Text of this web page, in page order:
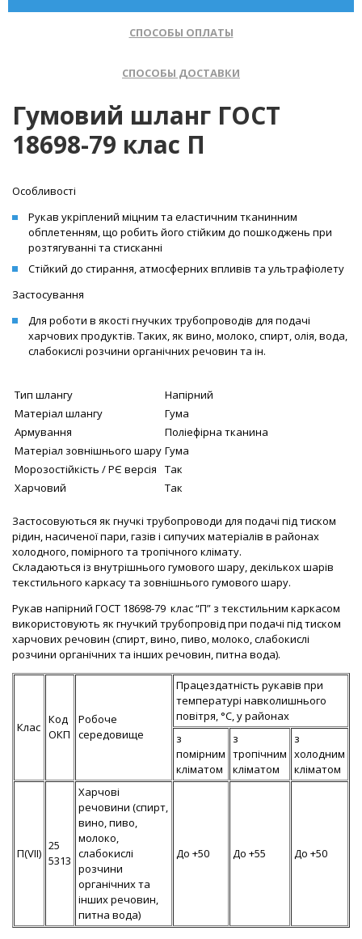
СПОСОБЫ ОПЛАТЫ
СПОСОБЫ ДОСТАВКИ
Гумовий шланг ГОСТ
18698-79 клас П
Особливості
Рукав укріплений міцним та еластичним тканинним
обплетенням, що робить його стійким до пошкоджень при
розтягуванні та стисканні
Стійкий до стирання, атмосферних впливів та ультрафіолету
Застосування
Для роботи в якості гнучких трубопроводів для подачі
харчових продуктів. Таких, як вино, молоко, спирт, олія, вода,
слабокислі розчини органічних речовин та ін.
Тип шлангу
Напірний
Матеріал шлангу
Гума
Армування
Поліефірна тканина
Матеріал зовнішнього шару Гума
Морозостійкість / РЄ версія
Так
Харчовий
Так
Застосовуються як гнучкі трубопроводи для подачі під тиском
рідин, насиченої пари, газів і сипучих матеріалів в районах
холодного, помірного та тропічного клімату.
Складаються із внутрішнього гумового шару, декількох шарів
текстильного каркасу та зовнішнього гумового шару.
Рукав напірний ГОСТ 18698-79 клас “П” з текстильним каркасом
використовують як гнучкий трубопровід при подачі під тиском
харчових речовин (спирт, вино, пиво, молоко, слабокислі
розчини органічних та інших речовин, питна вода).
Клас
Код
ОКП
Робоче
середовище
Працездатність рукавів при
температурі навколишнього
повітря, °С, у районах
з
помірним
кліматом
з
тропічним
кліматом
з
холодним
кліматом
П(VII)
25
5313
Харчові
речовини (спирт,
вино, пиво,
молоко,
слабокислі
розчини
органічних та
інших речовин,
питна вода)
До +50 До +55 До +50